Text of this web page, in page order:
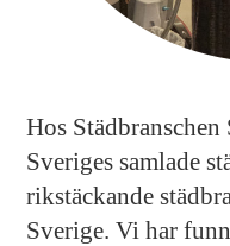
Hos
Sveriges samlade
rikstäckande
Sverige. Vi har